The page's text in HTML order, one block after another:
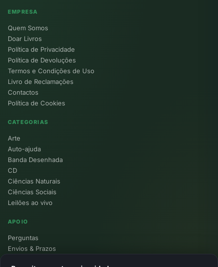
EMPRESA
Quem Somos
Doar Livros
Política de Privacidade
Política de Devoluções
Termos e Condições de Uso
Livro de Reclamações
Contactos
Política de Cookies
CATEGORIAS
Arte
Auto-ajuda
Banda Desenhada
CD
Ciências Naturais
Ciências Sociais
Leilões ao vivo
APOIO
Perguntas
Envios & Prazos